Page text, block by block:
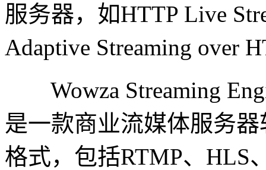
服务器，如HTTP Live
Adaptive Streaming over
Wowza Streaming
是一款商业流媒体服务
格式，包括RTMP、HLS